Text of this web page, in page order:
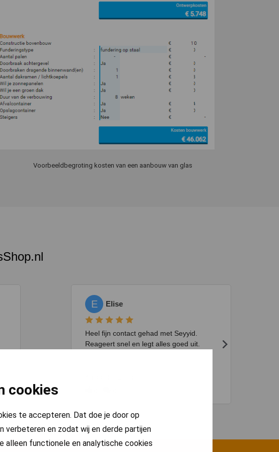
cookies
te accepteren. Dat doe je door op
verbeteren en zodat wij en derde partijen
alleen functionele en analytische cookies
Voorbeeldbegroting kosten van een aanbouw van glas